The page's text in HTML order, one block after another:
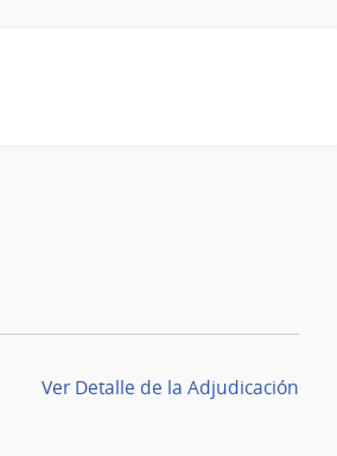
Ver Detalle de la Adjudicación